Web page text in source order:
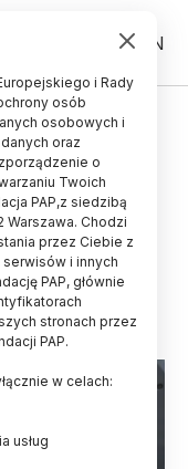
PL EN
i Rady
osób
osobowych i
oraz
o
Twoich
PAP,z siedzibą
Warszawa. Chodzi
przez Ciebie z
i innych
PAP, głównie
stronach przez
PAP.
w celach:
usług